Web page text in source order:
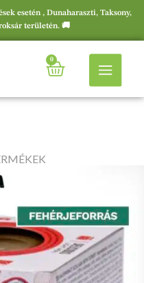
esetén , Dunaharaszti, Taksony,
területén. 🚚
0